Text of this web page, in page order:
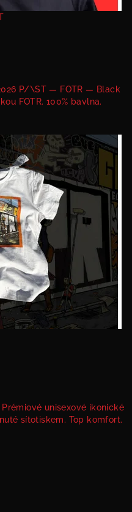
P/\ST — FOTR — Black
FOTR. 100% bavlna.
unisexové ikonické
sítotiskem. Top komfort.